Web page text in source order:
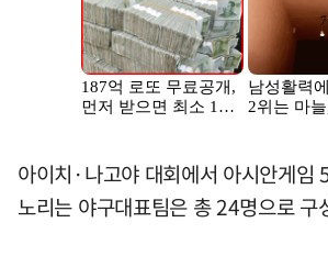
아이치·나고야 대회에서 아시안게임
노리는 야구대표팀은 총 24명으로 구